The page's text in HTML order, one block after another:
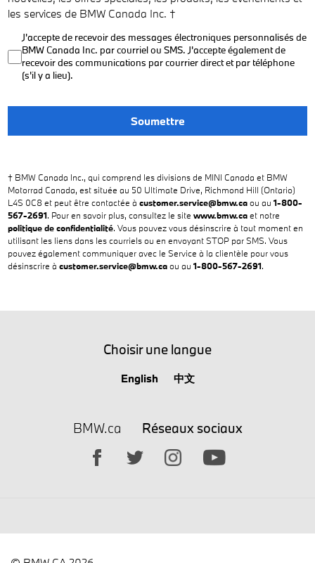
les services de BMW Canada Inc. †
J'accepte de recevoir des messages électroniques personnalisés de
BMW Canada Inc. par courriel ou SMS. J'accepte également de
recevoir des communications par courrier direct et par téléphone
(s'il y a lieu).
Soumettre
† BMW Canada Inc., qui comprend les divisions de MINI Canada et BMW
Motorrad Canada, est située au 50 Ultimate Drive, Richmond Hill (Ontario)
L4S 0C8 et peut être contactée àcustomer.service@bmw.caou au1-800-
567-2691. Pour en savoir plus, consultez le sitewww.bmw.caet notre
politique de confidentialité. Vous pouvez vous désinscrire à tout moment en
utilisant les liens dans les courriels ou en envoyant STOP par SMS. Vous
pouvez également communiquer avec le Service à la clientèle pour vous
désinscrire àcustomer.service@bmw.caou au1-800-567-2691.
Choisir une langue
English 中文
BMW.ca Réseaux sociaux